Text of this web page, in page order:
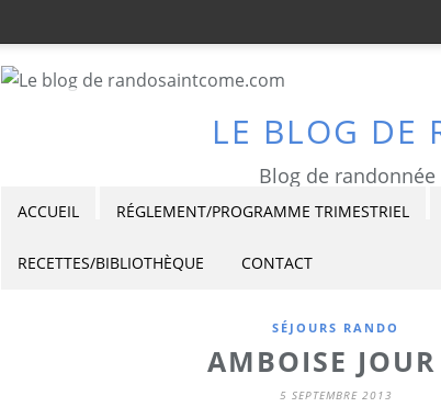
LE BLOG DE
Blog de
ACCUEIL RÉGLEMENT/PROGRAMME TRIMESTRIEL
RECETTES/BIBLIOTHÈQUE CONTACT
SÉJOURS RANDO
AMBOISE
5 SEPTEMBRE 2013